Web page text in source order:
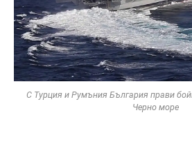
С Турция и Румъния България прави
Черно море